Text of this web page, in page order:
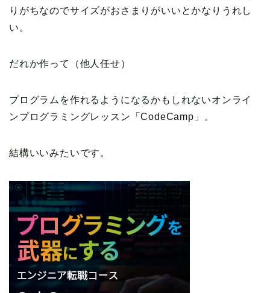
りがちなのでサイズがおさまりがいいとかなりうれし
い。
だれか作って（他人任せ）
プログラムを作れるようになるかもしれないオンライ
ンプログラミングレッスン「CodeCamp」。
結構いいみたいです。